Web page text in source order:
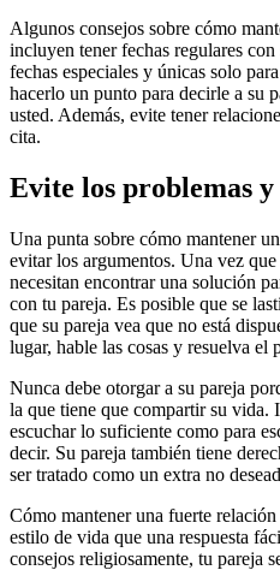
Algunos consejos sobre cómo
incluyen tener fechas regulares
fechas especiales y únicas solo
hacerlo un punto para decirle a su
usted. Además, evite tener
cita.
Evite los problemas
Una punta sobre cómo mantener
evitar los argumentos. Una vez
necesitan encontrar una solución
con tu pareja. Es posible que se
que su pareja vea que no está
lugar, hable las cosas y resuelva el
Nunca debe otorgar a su pareja
la que tiene que compartir su vida.
escuchar lo suficiente como para
decir. Su pareja también tiene
ser tratado como un extra no
Cómo mantener una fuerte
estilo de vida que una respuesta
consejos religiosamente, tu pareja